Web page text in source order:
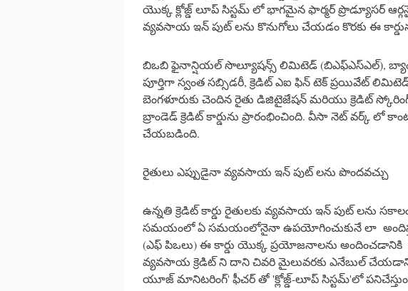
యొక్క క్లోజ్డ్ లూప్ సిస్టమ్ లో భాగమైన ఫార్మర్ ప్రొడ్యూసర్
వ్యవసాయ ఇన్ పుట్ లను కొనుగోలు చేయడం కొరకు ఈ
బిఒబి ఫైనాన్షియల్ సొల్యూషన్స్ లిమిటెడ్ (బిఎఫ్ఎస్ఎల్),
పూర్తిగా స్వంత సబ్సిడరీ, క్రెడిట్ ఎఐ ఫిన్ టెక్ ప్రయివేట్
బెంగళూరుకు చెందిన రైతు డిజిటైజేషన్ మరియు క్రెడిట్
బ్రాండెడ్ క్రెడిట్ కార్డును ప్రారంభించింది. వీసా నెట్ వర్క్ లో
చేయబడింది.
రైతులు ఎప్పుడైనా వ్యవసాయ ఇన్ పుట్ లను పొందవచ్చు
ఉన్నతి క్రెడిట్ కార్డు రైతులకు వ్యవసాయ ఇన్ పుట్ లను
సమయంలో ఏ సమయంలోనైనా ఉపయోగించుకునే లా
(ఎఫ్ పిఒలు) ఈ కార్డు యొక్క ప్రయోజనాలను అందించడానికి
వ్యవసాయ క్రెడిట్ ని దాని చివరి మైలువరకు ఎనేబుల్
యూజ్ మానిటరింగ్' ఫీచర్ తో 'క్లోజ్డ్-లూప్ సిస్టమ్'లో